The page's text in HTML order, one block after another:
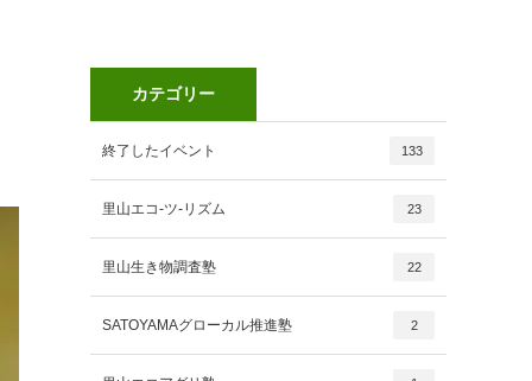
カテゴリー
終了したイベント 133
里山エコ-ツ-リズム 23
里山生き物調査塾 22
SATOYAMAグローカル推進塾 2